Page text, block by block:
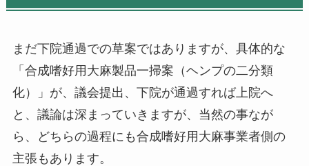
まだ下院通過での草案ではありますが、具体的な
「合成嗜好用大麻製品一掃案（ヘンプの二分類
化）」が、議会提出、下院が通過すれば上院へ
と、議論は深まっていきますが、当然の事なが
ら、どちらの過程にも合成嗜好用大麻事業者側の
主張もあります。